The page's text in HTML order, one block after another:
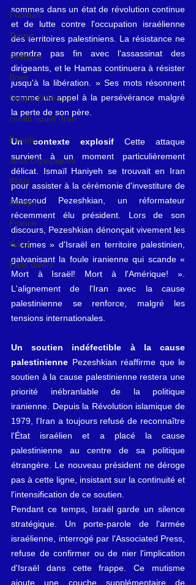
Football
Tennis
Politique
Boxe
Coupe D'Afrique
conflit Israël -Iran
People
Jeux Olympiques
IRAN
Europe
France
Gaza
Faits divers
sommes dans un état de révolution continue
et de lutte contre l'occupation israélienne
des territoires palestiniens. La résistance ne
prendra pas fin avec l'assassinat des
dirigeants, et le Hamas continuera à résister
jusqu'à la libération. » Ses mots résonnent
comme un appel à la persévérance malgré
la perte de son père.
Un contexte explosif Cette attaque
survient à un moment particulièrement
délicat. Ismaïl Haniyeh se trouvait en Iran
pour assister à la cérémonie d'investiture de
Massoud Pezeshkian, un réformateur
récemment élu président. Lors de son
discours, Pezeshkian dénonçait vivement les
« crimes » d'Israël en territoire palestinien,
galvanisant la foule iranienne qui scande «
Mort à Israël! Mort à l'Amérique! ».
L'alignement de l'Iran avec la cause
palestinienne se renforce, malgré les
tensions internationales.
Un soutien indéfectible à la cause
palestinienne Pezeshkian réaffirme que le
soutien à la cause palestinienne restera une
priorité inébranlable de la politique
iranienne. Depuis la Révolution islamique de
1979, l'Iran a toujours refusé de reconnaître
l'État israélien et a placé la cause
palestinienne au centre de sa politique
étrangère. Le nouveau président ne déroge
pas à cette ligne, insistant sur la continuité et
l'intensification de ce soutien.
Pendant ce temps, Israël garde un silence
stratégique. Un porte-parole de l'armée
israélienne, interrogé par l'Associated Press,
refuse de confirmer ou de nier l'implication
d'Israël dans cette frappe. Ce mutisme
ajoute une couche supplémentaire de